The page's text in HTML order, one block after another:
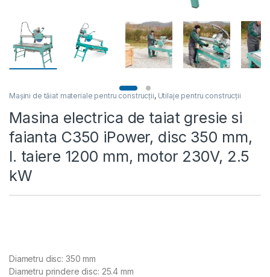
Mașini de tăiat materiale pentru construcții, Utilaje pentru construcții
Masina electrica de taiat gresie si
faianta C350 iPower, disc 350 mm,
l. taiere 1200 mm, motor 230V, 2.5
kW
Diametru disc: 350 mm
Diametru prindere disc: 25.4 mm